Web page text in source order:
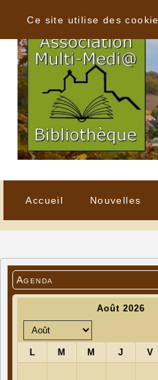
Accueil Nouvelles
Agenda
Ce site utilise des